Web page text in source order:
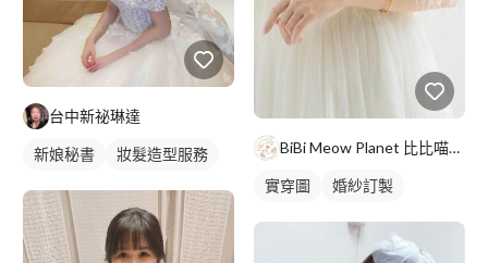
台中新祕琳達
新娘秘書 妝髮造型服務 BiBi Meow Planet 比比喵星球坊
實穿圖 婚紗訂製